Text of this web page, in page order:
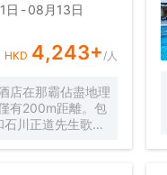
日 -08月13日
HKD 4,243+/人
店在那霸佔盡地理
有200m距離。包
川正道先生歌碑